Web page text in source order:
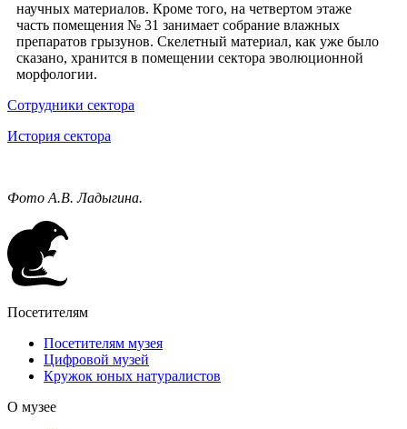
научных материалов. Кроме того, на четвертом этаже
часть помещения № 31 занимает собрание влажных
препаратов грызунов. Скелетный материал, как уже было
сказано, хранится в помещении сектора эволюционной
морфологии.
Сотрудники сектора
История сектора
Фото А.В. Ладыгина.
Посетителям
Посетителям музея
Цифровой музей
Кружок юных натуралистов
О музее